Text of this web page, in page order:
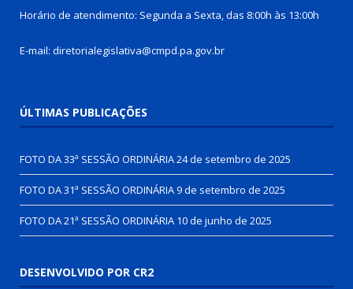
Horário de atendimento: Segunda a Sexta, das 8:00h às 13:00h
E-mail: diretorialegislativa@cmpd.pa.gov.br
ÚLTIMAS PUBLICAÇÕES
FOTO DA 33ª SESSÃO ORDINÁRIA24 de setembro de 2025
FOTO DA 31ª SESSÃO ORDINÁRIA9 de setembro de 2025
FOTO DA 21ª SESSÃO ORDINÁRIA 10 de junho de 2025
DESENVOLVIDO POR CR2